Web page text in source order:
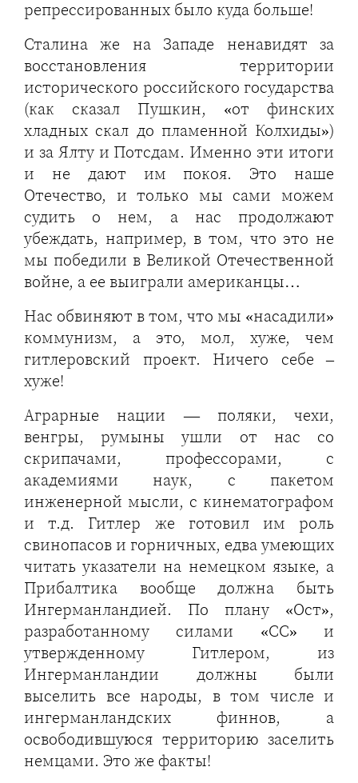
репрессированных было куда больше!
Сталина же на Западе ненавидят за
восстановления территории
исторического российского государства
(как сказал Пушкин, «от финских
хладных скал до пламенной Колхиды»)
и за Ялту и Потсдам. Именно эти итоги
и не дают им покоя. Это наше
Отечество, и только мы сами можем
судить о нем, а нас продолжают
убеждать, например, в том, что это не
мы победили в Великой Отечественной
войне, а ее выиграли американцы…
Нас обвиняют в том, что мы «насадили»
коммунизм, а это, мол, хуже, чем
гитлеровский проект. Ничего себе –
хуже!
Аграрные нации — поляки, чехи,
венгры, румыны ушли от нас со
скрипачами, профессорами, с
академиями наук, с пакетом
инженерной мысли, с кинематографом
и т.д. Гитлер же готовил им роль
свинопасов и горничных, едва умеющих
читать указатели на немецком языке, а
Прибалтика вообще должна быть
Ингерманландией. По плану «Ост»,
разработанному силами «СС» и
утвержденному Гитлером, из
Ингерманландии должны были
выселить все народы, в том числе и
ингерманландских финнов, а
освободившуюся территорию заселить
немцами. Это же факты!